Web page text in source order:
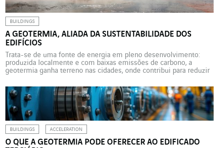
BUILDINGS
A GEOTERMIA, ALIADA DA SUSTENTABILIDADE DOS
EDIFÍCIOS
Trata-se de uma fonte de energia em pleno desenvolvimento:
produzida localmente e com baixas emissões de carbono, a
geotermia ganha terreno nas cidades, onde contribui para reduzir
começaram, há anos, a desenvolver perícias, construindo uma
valiosa curva de experiência. Por isso, multiplicam os projetos que
utilizam […]
BUILDINGS ACCELERATION
O QUE A GEOTERMIA PODE OFERECER AO EDIFICADO